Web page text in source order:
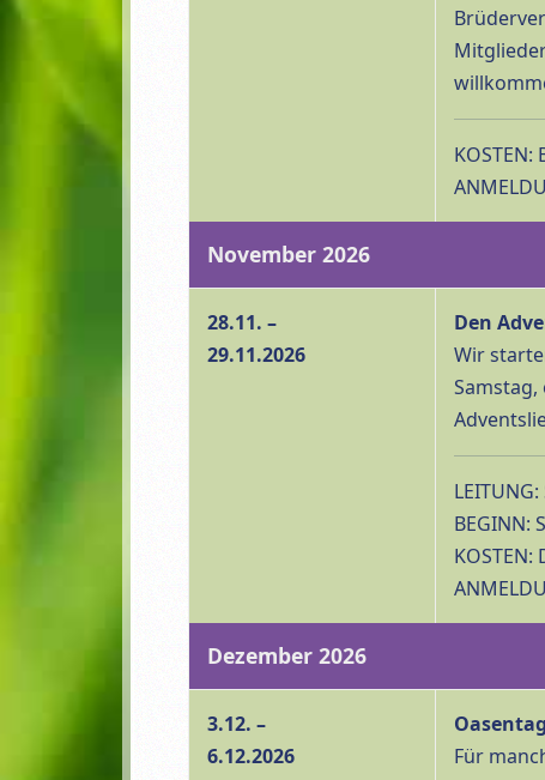
November 2026
28.11. –
29.11.2026
Den
Wir
BEGINN:
KOSTEN:
Dezember 2026
3.12. –
6.12.2026
Für